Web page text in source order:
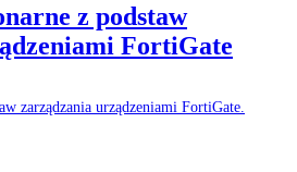
z podstaw
FortiGate
zarządzania urządzeniami FortiGate.